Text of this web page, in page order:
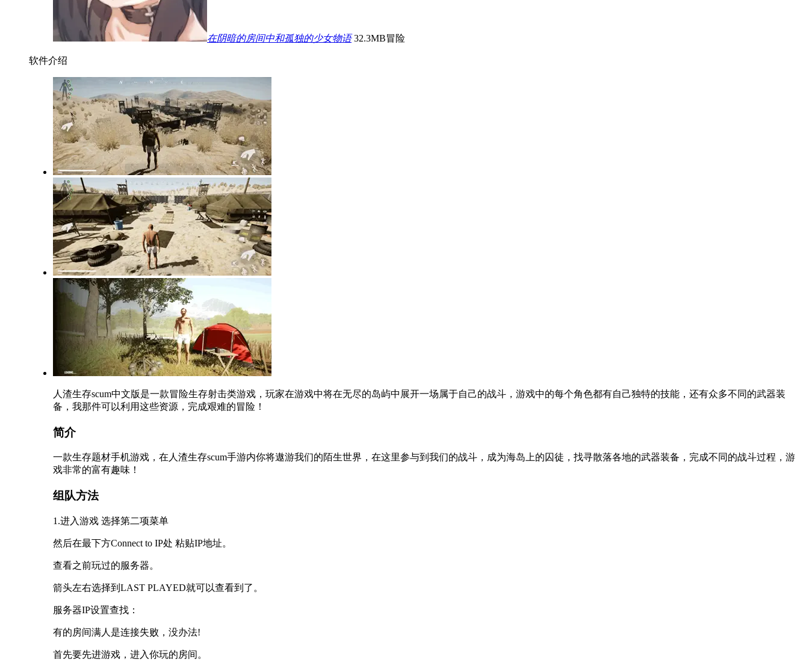
在阴暗的房间中和孤独的少女物语 32.3MB冒险
软件介绍
人渣生存scum中文版是一款冒险生存射击类游戏，玩家在游戏中将在无尽的岛屿中展开一场属于自己的战斗，游戏中的每个角色都有自己独特的技能，还有众多不同的武器装
备，我那件可以利用这些资源，完成艰难的冒险！
简介
一款生存题材手机游戏，在人渣生存scum手游内你将遨游我们的陌生世界，在这里参与到我们的战斗，成为海岛上的囚徒，找寻散落各地的武器装备，完成不同的战斗过程，游
戏非常的富有趣味！
组队方法
1.进入游戏 选择第二项菜单
然后在最下方Connect to IP处 粘贴IP地址。
查看之前玩过的服务器。
箭头左右选择到LAST PLAYED就可以查看到了。
服务器IP设置查找：
有的房间满人是连接失败，没办法!
首先要先进游戏，进入你玩的房间。